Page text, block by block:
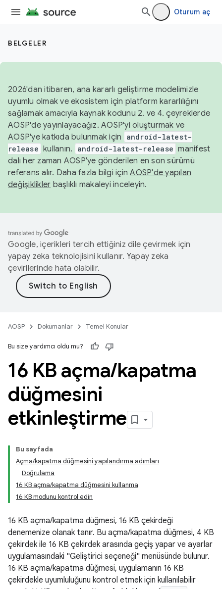
Oturum aç
BELGELER
2026'dan itibaren, ana kararlı geliştirme modelimizle
uyumlu olmak ve ekosistem için platform kararlılığını
sağlamak amacıyla kaynak kodunu 2. ve 4. çeyreklerde
AOSP'de yayınlayacağız. AOSP'yi oluşturmak ve
AOSP'ye katkıda bulunmak için
android-latest-
release kullanın. android-latest-release manifest
dalı her zaman AOSP'ye gönderilen en son sürümü
referans alır. Daha fazla bilgi içinAOSP'de yapılan
değişiklikler başlıklı makaleyi inceleyin.
Google, içerikleri tercih ettiğiniz dile çevirmek için
yapay zeka teknolojisini kullanır. Yapay zeka
çevirilerinde hata olabilir.
AOSP Dokümanlar Temel Konular
Bu size yardımcı oldu mu?
16 KB açma/kapatma
düğmesini
etkinleştirme
Bu sayfada
Açma/kapatma düğmesini yapılandırma adımları
Doğrulama
16 KB açma/kapatma düğmesini kullanma
16 KB modunu kontrol edin
16 KB açma/kapatma düğmesi, 16 KB çekirdeği
denemenize olanak tanır. Bu açma/kapatma düğmesi, 4 KB
çekirdek ile 16 KB çekirdek arasında geçiş yapar ve ayarlar
uygulamasındaki "Geliştirici seçeneği" menüsünde bulunur.
16 KB açma/kapatma düğmesi, uygulamanın 16 KB
çekirdekle uyumluluğunu kontrol etmek için kullanılabilir